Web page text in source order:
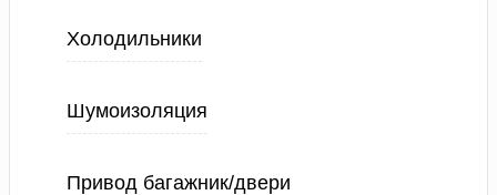
Холодильники
Шумоизоляция
Привод багажник/двери